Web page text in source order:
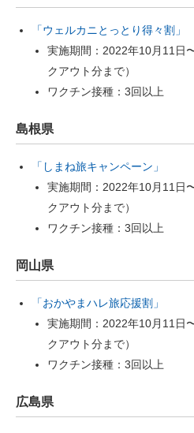
「ウェルカニとっとり得々割」
実施期間：2022年10月11日
クアウト分まで）
ワクチン接種：3回以上
島根県
「しまね旅キャンペーン」
実施期間：2022年10月11日
クアウト分まで）
ワクチン接種：3回以上
岡山県
「おかやまハレ旅応援割」
実施期間：2022年10月11日
クアウト分まで）
ワクチン接種：3回以上
広島県